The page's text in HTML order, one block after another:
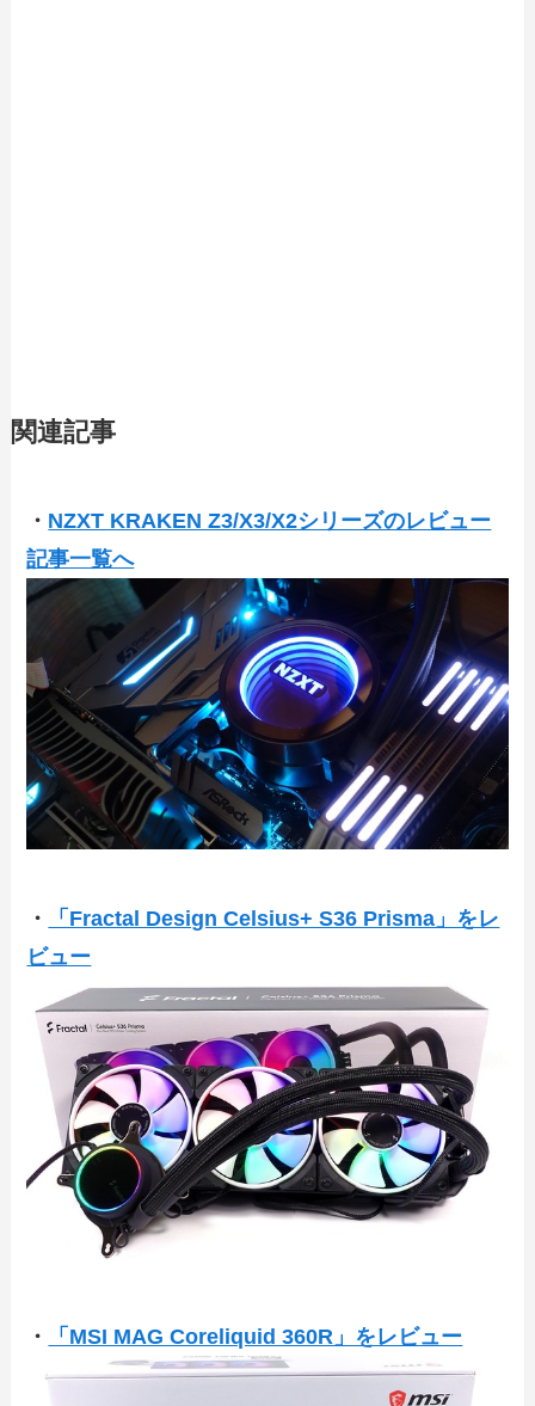
関連記事
・ NZXT KRAKEN Z3/X3/X2シリーズのレビュー
記事一覧へ
・
「Fractal Design Celsius+ S36 Prisma」をレ
ビュー
・ 「MSI MAG Coreliquid 360R」をレビュー